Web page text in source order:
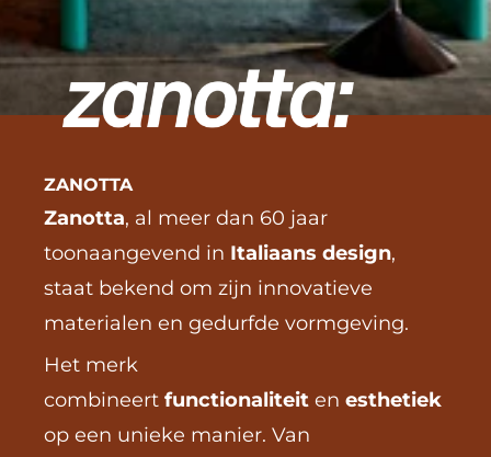
ZANOTTA
Zanotta, al meer dan 60 jaar
toonaangevend in Italiaans design,
staat bekend om zijn innovatieve
materialen en gedurfde vormgeving.
Het merk
combineert functionaliteit en esthetiek
op een unieke manier. Van